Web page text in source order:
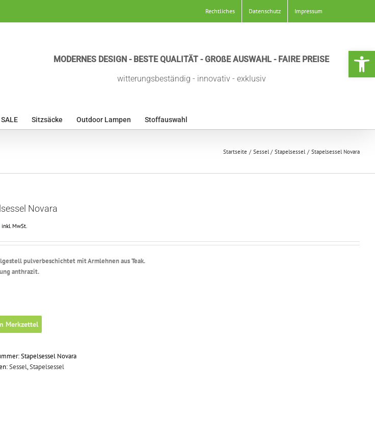
Rechtliches Datenschutz Impressum
MODERNES DESIGN - BESTE QUALITÄT - GROßE AUSWAHL - FAIRE PREISE
witterungsbeständig - innovativ - exklusiv
SALE Sitzsäcke Outdoor Lampen Stoffauswahl
Startseite Sessel Stapelsessel Stapelsessel Novara
Novara
inkl. MwSt.
pulverbeschichtet mit Armlehnen aus Teak.
anthrazit.
Merkzettel
Stapelsessel Novara
Sessel,Stapelsessel